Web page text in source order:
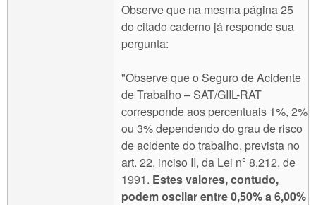
Observe que na mesma página 25
do citado caderno já responde sua
pergunta:
"Observe que o Seguro de Acidente
de Trabalho – SAT/GIIL-RAT
corresponde aos percentuais 1%, 2%
ou 3% dependendo do grau de risco
de acidente do trabalho, prevista no
art. 22, inciso II, da Lei nº 8.212, de
1991. Estes valores, contudo,
podem oscilar entre 0,50% a 6,00%